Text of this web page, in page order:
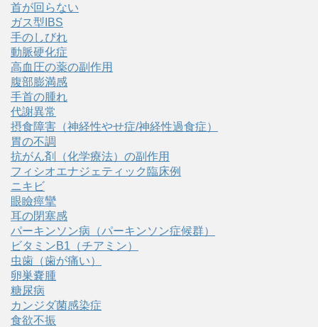
首が回らない
ガス型IBS
手のしびれ
動脈硬化症
高血圧の薬の副作用
腹部膨満感
手首の腫れ
代謝異常
摂食障害（神経性やせ症/神経性過食症）
胃の不調
抗がん剤（化学療法）の副作用
フィシオエナジェティック臨床例
ニキビ
眼瞼痙攣
耳の閉塞感
パーキンソン病（パーキンソン症候群）
ビタミンB1（チアミン）
虫歯（歯が痛い）
卵巣嚢腫
糖尿病
カンジダ菌感染症
食欲不振